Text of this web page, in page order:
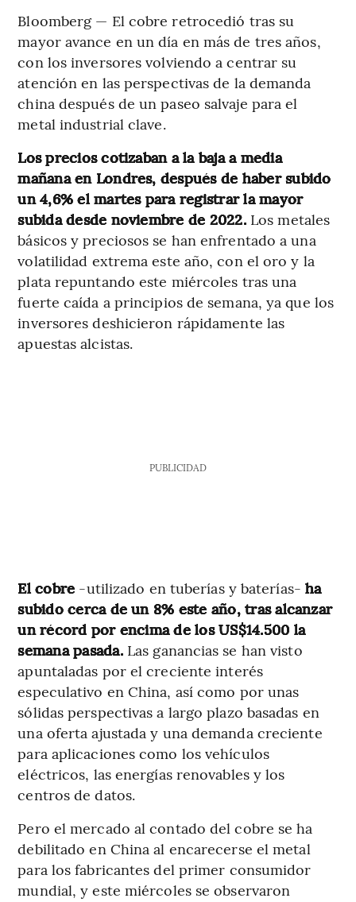
Bloomberg — El cobre retrocedió tras su
mayor avance en un día en más de tres años,
con los inversores volviendo a centrar su
atención en las perspectivas de la demanda
china después de un paseo salvaje para el
metal industrial clave.
Los precios cotizaban a la baja a media
mañana en Londres, después de haber subido
un 4,6% el martes para registrar la mayor
subida desde noviembre de 2022. Los metales
básicos y preciosos se han enfrentado a una
volatilidad extrema este año, con el oro y la
plata repuntando este miércoles tras una
fuerte caída a principios de semana, ya que los
inversores deshicieron rápidamente las
apuestas alcistas.
PUBLICIDAD
El cobre -utilizado en tuberías y baterías- ha
subido cerca de un 8% este año, tras alcanzar
un récord por encima de los US$14.500 la
semana pasada. Las ganancias se han visto
apuntaladas por el creciente interés
especulativo en China, así como por unas
sólidas perspectivas a largo plazo basadas en
una oferta ajustada y una demanda creciente
para aplicaciones como los vehículos
eléctricos, las energías renovables y los
centros de datos.
Pero el mercado al contado del cobre se ha
debilitado en China al encarecerse el metal
para los fabricantes del primer consumidor
mundial, y este miércoles se observaron